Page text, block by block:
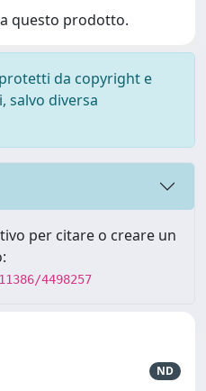
questo prodotto.
da copyright e
salvo diversa
per citare o creare un
4498257
ND